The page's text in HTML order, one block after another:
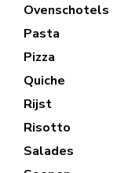
Ovenschotels
Pasta
Pizza
Quiche
Rijst
Risotto
Salades